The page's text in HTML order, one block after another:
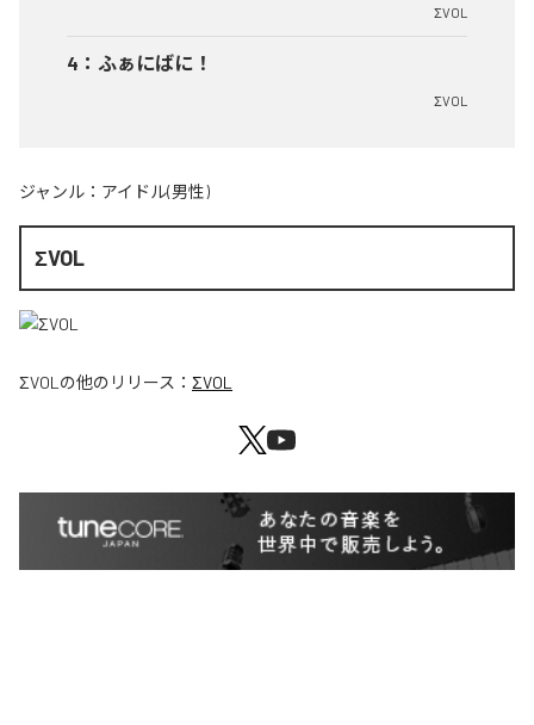
ΣVOL
4 ： ふぁにばに！
ΣVOL
ジャンル： アイドル(男性)
ΣVOL
ΣVOL の他のリリース： ΣVOL